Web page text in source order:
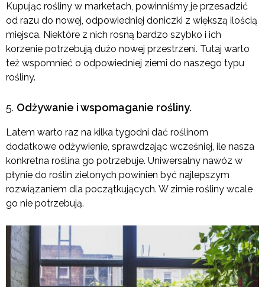
Kupując rośliny w marketach, powinniśmy je przesadzić
od razu do nowej, odpowiedniej doniczki z większą ilością
miejsca. Niektóre z nich rosną bardzo szybko i ich
korzenie potrzebują dużo nowej przestrzeni. Tutaj warto
też wspomnieć o odpowiedniej ziemi do naszego typu
rośliny.
Odżywanie i wspomaganie rośliny.
Latem warto raz na kilka tygodni dać roślinom
dodatkowe odżywienie, sprawdzając wcześniej, ile nasza
konkretna roślina go potrzebuje. Uniwersalny nawóz w
płynie do roślin zielonych powinien być najlepszym
rozwiązaniem dla początkujących. W zimie rośliny wcale
go nie potrzebują.